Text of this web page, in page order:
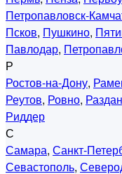
Петропавловск-
Псков, Пушкино,
Павлодар,
Р
Ростов-на-Дону,
Реутов, Ровно, Раздан
Риддер
С
Самара, Санкт-
Севастополь,